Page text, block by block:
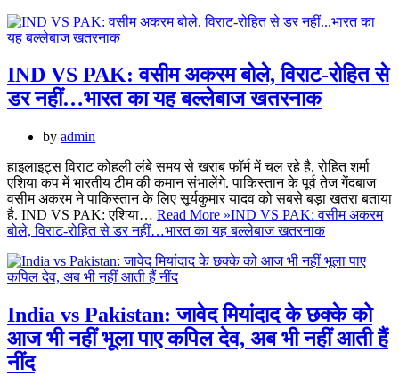
IND VS PAK: वसीम अकरम बोले, विराट-रोहित से
डर नहीं…भारत का यह बल्लेबाज खतरनाक
by admin
हाइलाइट्स विराट कोहली लंबे समय से खराब फॉर्म में चल रहे है. रोहित शर्मा
एशिया कप में भारतीय टीम की कमान संभालेंगे. पाकिस्तान के पूर्व तेज गेंदबाज
वसीम अकरम ने पाकिस्तान के लिए सूर्यकुमार यादव को सबसे बड़ा खतरा बताया
है. IND VS PAK: एशिया… Read More »IND VS PAK: वसीम अकरम
बोले, विराट-रोहित से डर नहीं…भारत का यह बल्लेबाज खतरनाक
India vs Pakistan: जावेद मियांदाद के छक्के को
आज भी नहीं भूला पाए कपिल देव, अब भी नहीं आती हैं
नींद